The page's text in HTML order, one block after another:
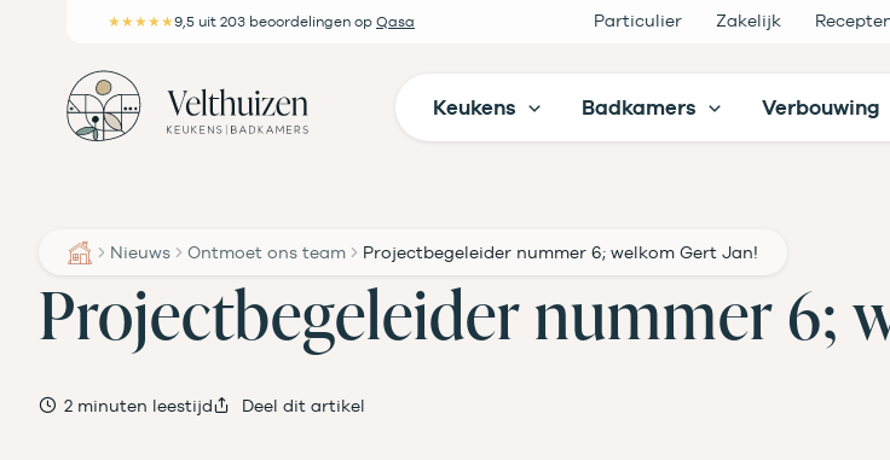
inhoud
★★★★★9,5 uit 203 beoordelingen op Qasa Particulier Zakelijk
Keukens Badkamers Verbouwing
Nieuws Ontmoet ons team Projectbegeleider nummer 6; welkom Gert Jan!
Projectbegeleider nummer 6;
2 minuten leestijd Deel dit artikel